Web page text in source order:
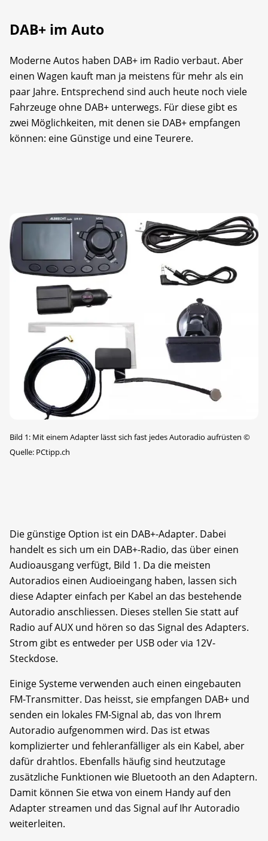
DAB+ im Auto
Moderne Autos haben DAB+ im Radio verbaut. Aber
einen Wagen kauft man ja meistens für mehr als ein
paar Jahre. Entsprechend sind auch heute noch viele
Fahrzeuge ohne DAB+ unterwegs. Für diese gibt es
zwei Möglichkeiten, mit denen sie DAB+ empfangen
können: eine Günstige und eine Teurere.
Bild 1: Mit einem Adapter lässt sich fast jedes Autoradio aufrüsten ©
Quelle: PCtipp.ch
Die günstige Option ist ein DAB+-Adapter. Dabei
handelt es sich um ein DAB+-Radio, das über einen
Audioausgang verfügt, Bild 1. Da die meisten
Autoradios einen Audio­eingang haben, lassen sich
diese Adapter einfach per Kabel an das bestehende
Autoradio anschliessen. Dieses stellen Sie statt auf
Radio auf AUX und hören so das Signal des Adapters.
Strom gibt es entweder per USB oder via 12V-
Steckdose.
Einige Systeme verwenden auch einen eingebauten
FM-Transmitter. Das heisst, sie empfangen DAB+ und
senden ein lokales FM-Signal ab, das von Ihrem
Autoradio aufgenommen wird. Das ist etwas
komplizierter und fehleranfälliger als ein Kabel, aber
dafür drahtlos. Ebenfalls häufig sind heutzutage
zusätzliche Funktionen wie Bluetooth an den Adaptern.
Damit können Sie etwa von einem Handy auf den
Adapter streamen und das Signal auf Ihr Autoradio
weiterleiten.